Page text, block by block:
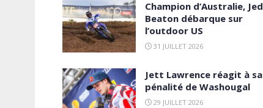
Champion d’Australie, Jed
Beaton débarque sur
l’outdoor US
31 JUILLET 2026
Jett Lawrence réagit à sa
pénalité de Washougal
29 JUILLET 2026